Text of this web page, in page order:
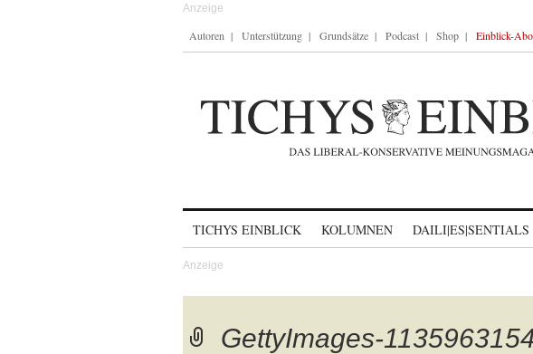
Autoren Unterstützung Grundsätze Podcast Shop Einblick-Abo
TICHYS EINBLICK KOLUMNEN DAILI|ES|SENTIALS
GettyImages-